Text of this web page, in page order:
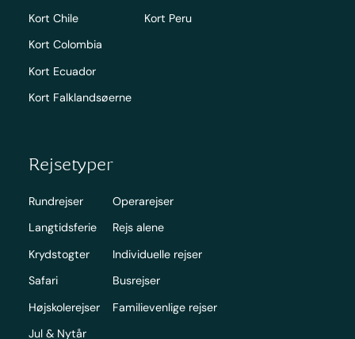
Kort Chile
Kort Colombia
Kort Ecuador
Kort Falklandsøerne
Kort Peru
Rejsetyper
Rundrejser
Langtidsferie
Krydstogter
Safari
Højskolerejser
Jul & Nytår
Operarejser
Rejs alene
Individuelle rejser
Busrejser
Familievenlige rejser